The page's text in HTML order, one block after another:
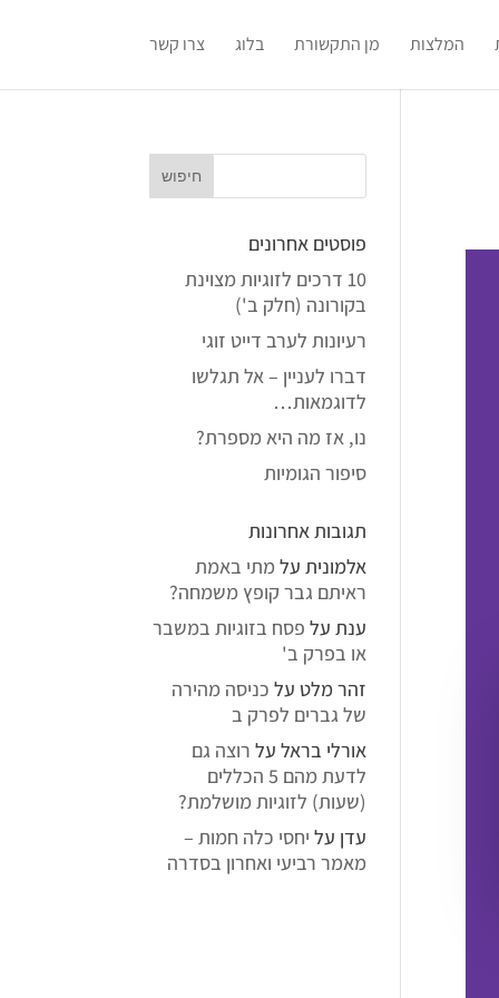
המלצות מן התקשורת בלוג צרו קשר
פוסטים אחרונים
10 דרכים לזוגיות מצוינת
בקורונה (חלק ב')
רעיונות לערב דייט זוגי
דברו לעניין – אל תגלשו
לדוגמאות…
נו, אז מה היא מספרת?
סיפור הגומיות
תגובות אחרונות
אלמונית על מתי באמת
ראיתם גבר קופץ משמחה?
ענת על פסח בזוגיות במשבר
או בפרק ב'
זהר מלט על כניסה מהירה
של גברים לפרק ב
אורלי בראל על רוצה גם
לדעת מהם 5 הכללים
(שעות) לזוגיות מושלמת?
עדן על יחסי כלה חמות –
מאמר רביעי ואחרון בסדרה